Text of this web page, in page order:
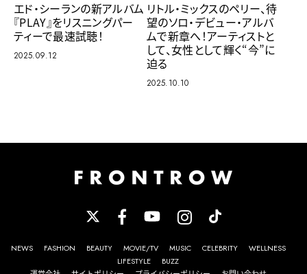
エド・シーランの新アルバム
『PLAY』をリスニングパー
ティーで最速試聴！
2025.09.12
リトル・ミックスのペリー、待
望のソロ・デビュー・アルバ
ムで新章へ！アーティストと
して、女性として輝く“今”に
迫る
2025.10.10
NEWS FASHION BEAUTY MOVIE/TV MUSIC CELEBRITY
WELLNESS
LIFESTYLE
BUZZ